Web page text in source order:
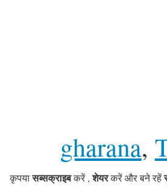
gharana,
कृपयासब्सक्राइबकरें ,शेयरकरें और बने रहें